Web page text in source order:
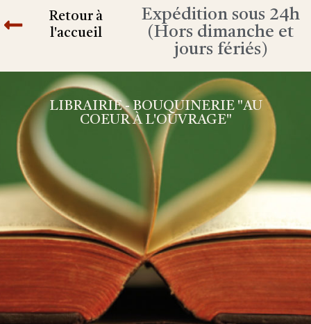
Retour à
l'accueil
Expédition sous 24h
(Hors dimanche et
jours fériés)
LIBRAIRIE - BOUQUINERIE "AU
COEUR À L'OUVRAGE"